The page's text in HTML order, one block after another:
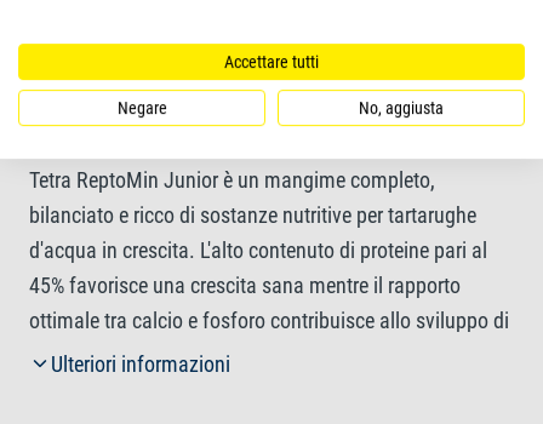
stick
Maggiori informazioni
Tetra ReptoMin Junior è un mangime completo,
bilanciato e ricco di sostanze nutritive per tartarughe
d'acqua in crescita. L'alto contenuto di proteine pari al
45% favorisce una crescita sana mentre il rapporto
ottimale tra calcio e fosforo contribuisce allo sviluppo di
ossa e carapaci sani. La speciale formula di Tetra
Ulteriori informazioni
Accettare tutti
Negare No, aggiusta